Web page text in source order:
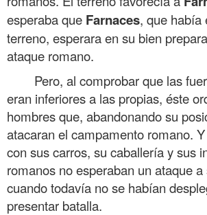
esperaba que Farnaces, que había
terreno, esperara en su bien
ataque romano.
Pero, al comprobar que las
eran inferiores a las propias, éste
hombres que, abandonando su
atacaran el campamento romano.
con sus carros, su caballería y sus
romanos no esperaban un ataque
cuando todavía no se habían
presentar batalla.